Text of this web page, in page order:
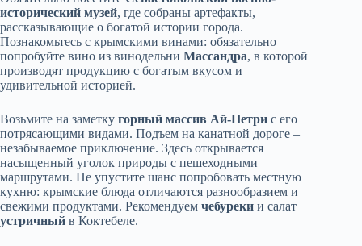
исторический музей, где собраны артефакты,
рассказывающие о богатой истории города.
Познакомьтесь с крымскими винами: обязательно
попробуйте вино из винодельни Массандра, в которой
производят продукцию с богатым вкусом и
удивительной историей.
Возьмите на заметку горный массив Ай-Петри с его
потрясающими видами. Подъем на канатной дороге –
незабываемое приключение. Здесь открывается
насыщенный уголок природы с пешеходными
маршрутами. Не упустите шанс попробовать местную
кухню: крымские блюда отличаются разнообразием и
свежими продуктами. Рекомендуем чебуреки и салат
устричный в Коктебеле.